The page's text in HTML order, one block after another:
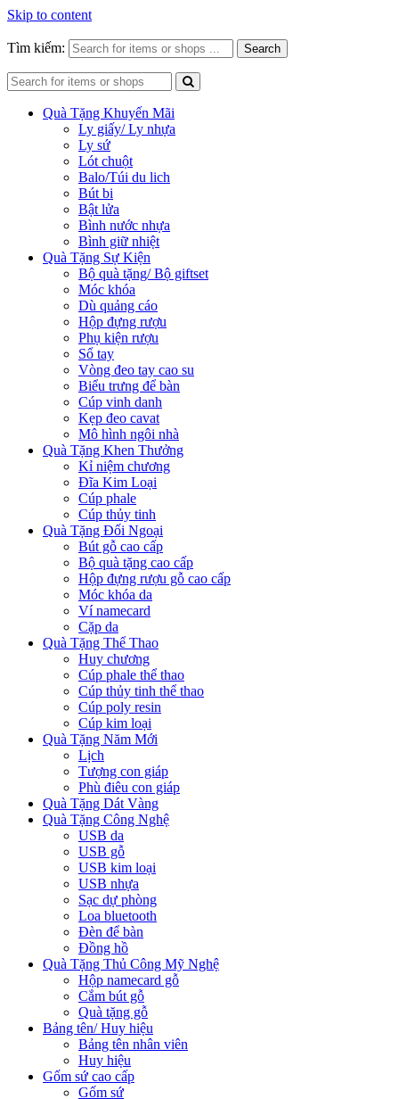
Skip to content
Tìm kiếm: Search
Quà Tặng Khuyến Mãi
Ly giấy/ Ly nhựa
Ly sứ
Lót chuột
Balo/Túi du lich
Bút bi
Bật lửa
Bình nước nhựa
Bình giữ nhiệt
Quà Tặng Sự Kiện
Bộ quà tặng/ Bộ giftset
Móc khóa
Dù quảng cáo
Hộp đựng rượu
Phụ kiện rượu
Sổ tay
Vòng đeo tay cao su
Biểu trưng để bàn
Cúp vinh danh
Kẹp đeo cavat
Mô hình ngôi nhà
Quà Tặng Khen Thưởng
Kỉ niệm chương
Đĩa Kim Loại
Cúp phale
Cúp thủy tinh
Quà Tặng Đối Ngoại
Bút gỗ cao cấp
Bộ quà tặng cao cấp
Hộp đựng rượu gỗ cao cấp
Móc khóa da
Ví namecard
Cặp da
Quà Tặng Thể Thao
Huy chương
Cúp phale thể thao
Cúp thủy tinh thể thao
Cúp poly resin
Cúp kim loại
Quà Tặng Năm Mới
Lịch
Tượng con giáp
Phù điêu con giáp
Quà Tặng Dát Vàng
Quà Tặng Công Nghệ
USB da
USB gỗ
USB kim loại
USB nhựa
Sạc dự phòng
Loa bluetooth
Đèn để bàn
Đồng hồ
Quà Tặng Thủ Công Mỹ Nghệ
Hộp namecard gỗ
Cắm bút gỗ
Quà tặng gỗ
Bảng tên/ Huy hiệu
Bảng tên nhân viên
Huy hiệu
Gốm sứ cao cấp
Gốm sứ